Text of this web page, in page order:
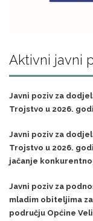
Aktivni javni
Javni poziv za
Trojstvo u 2026.
Javni poziv za
Trojstvo u 2026.
jačanje
Javni poziv za
mladim obiteljima
području Općine